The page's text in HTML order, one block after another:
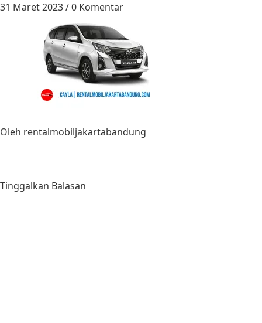
31 Maret 2023/0 Komentar
Oleh rentalmobiljakartabandung
Tinggalkan Balasan